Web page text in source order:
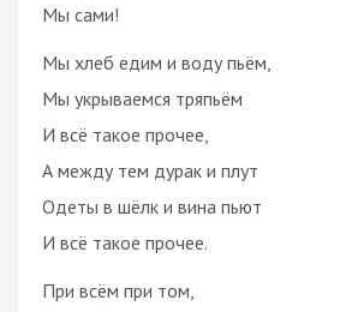
Мы сами!
Мы хлеб едим и воду пьём,
Мы укрываемся тряпьём
И всё такое прочее,
А между тем дурак и плут
Одеты в шёлк и вина пьют
И всё такое прочее.
При всём при том,